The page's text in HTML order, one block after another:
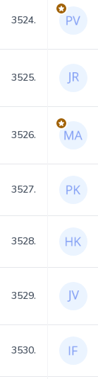
3524.
3525.
3526.
3527.
3528.
3529.
3530.